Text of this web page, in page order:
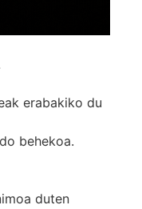
erabakiko du
behekoa.
duten